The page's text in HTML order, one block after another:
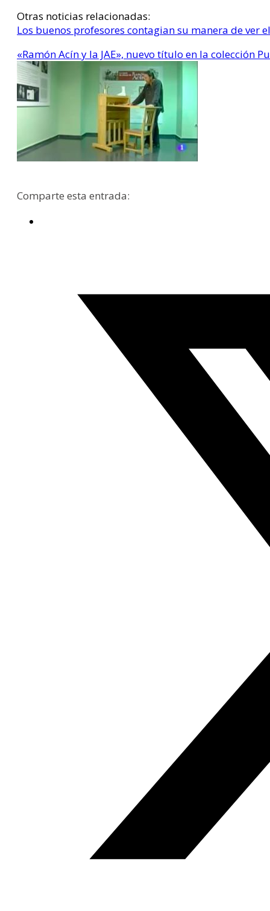
Otras noticias relacionadas:
Los buenos profesores contagian su manera de ver
«Ramón Acín y la JAE», nuevo título en la colección
Comparte esta entrada: